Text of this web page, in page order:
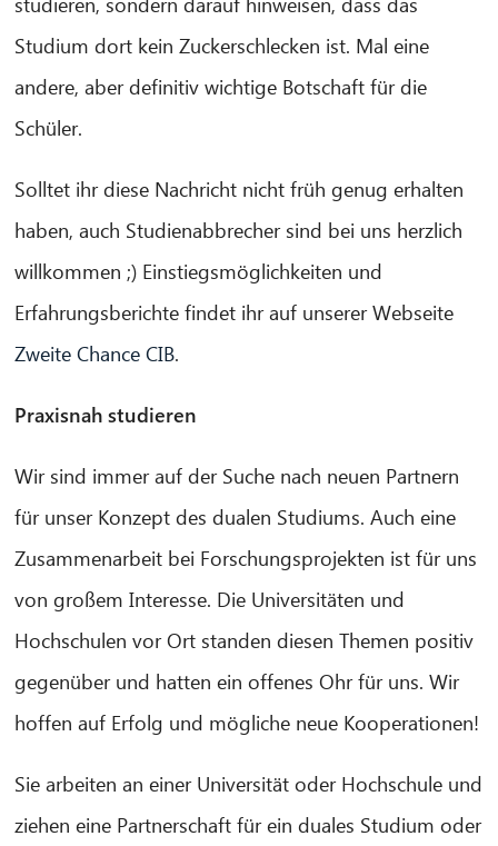
Studium dort kein Zuckerschlecken ist. Mal eine
andere, aber definitiv wichtige Botschaft für die
Schüler.
Solltet ihr diese Nachricht nicht früh genug erhalten
haben, auch Studienabbrecher sind bei uns herzlich
willkommen ;) Einstiegsmöglichkeiten und
Erfahrungsberichte findet ihr auf unserer Webseite
Zweite Chance CIB.
Praxisnah studieren
Wir sind immer auf der Suche nach neuen Partnern
für unser Konzept des dualen Studiums. Auch eine
Zusammenarbeit bei Forschungsprojekten ist für uns
von großem Interesse. Die Universitäten und
Hochschulen vor Ort standen diesen Themen positiv
gegenüber und hatten ein offenes Ohr für uns. Wir
hoffen auf Erfolg und mögliche neue Kooperationen!
Sie arbeiten an einer Universität oder Hochschule und
ziehen eine Partnerschaft für ein duales Studium oder